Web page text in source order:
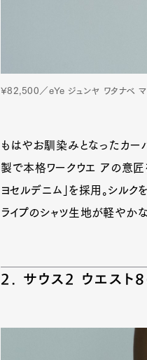
¥82,500／eYe ジュンヤ ワタナベ
もはやお馴染みとなったカー
製で本格ワークウエ アの意匠
ヨセルデニム」を採用。シルク
ライプのシャツ生地が軽やか
2. サウス2 ウエスト8